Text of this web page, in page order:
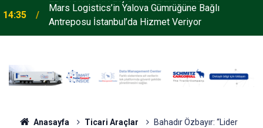
14:35
Mars Logistics’in Yalova Gümrüğüne Bağlı
Antreposu İstanbul’da Hizmet Veriyor
Anasayfa Ticari Araçlar
Bahadır Özbayır: “Lider